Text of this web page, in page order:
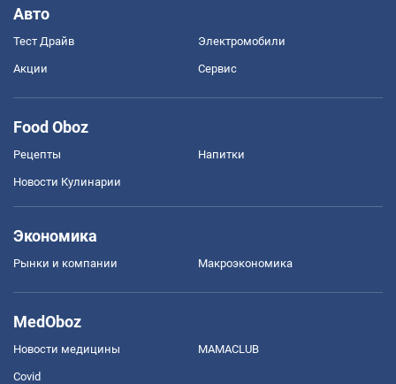
Авто
Тест Драйв Электромобили
Акции Сервис
Food Oboz
Рецепты Напитки
Новости Кулинарии
Экономика
Рынки и компании Mакроэкономика
MedOboz
Новости медицины MAMACLUB
Covid